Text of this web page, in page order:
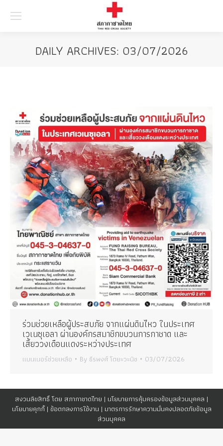
DAILY ARCHIVES: 03/07/2026
ร่วมช่วยเหลือผู้ประสบภัย จากแผ่นดินไหว ในประเทศ
เวเนซุเอลา ผ่านองค์กรสมาชิกขบวนการกาชาด และ
เสี้ยววงเดือนแดงระหว่างประเทศ
แบนเนอร์ช่วยเหลือ By ธีรพงศ์ โตยะวะนิช 03/07/2026
สงวนลิขสิทธิ์ โดย สภากาชาดไทย | นโยบายการคุ้มครองข้อมูลส่วนบุคคล |
นโยบายคุกกี้| ข้อตกลงการใช้งาน | มาตรการรักษาความมั่นคงปลอดภัยข้อมูล
ส่วนบุคคล